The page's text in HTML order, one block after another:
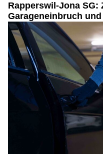
Rapperswil-Jona SG:
Garageneinbruch